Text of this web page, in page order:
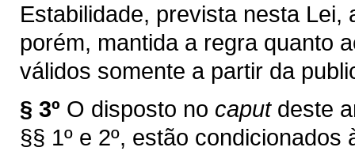
Estabilidade, prevista nesta
porém, mantida a regra quanto
válidos somente a partir da
§ 3º O disposto no caputdeste
§§ 1º e 2º, estão